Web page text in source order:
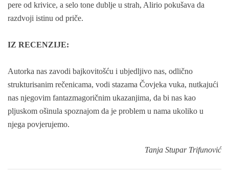
pere od krivice, a selo tone dublje u strah, Alirio pokušava da
razdvoji istinu od priče.
IZ RECENZIJE:
Autorka nas zavodi bajkovitošću i ubjedljivo nas, odlično
strukturisanim rečenicama, vodi stazama Čovjeka vuka, nutkajući
nas njegovim fantazmagoričnim ukazanjima, da bi nas kao
pljuskom ošinula spoznajom da je problem u nama ukoliko u
njega povjerujemo.
Tanja Stupar Trifunović